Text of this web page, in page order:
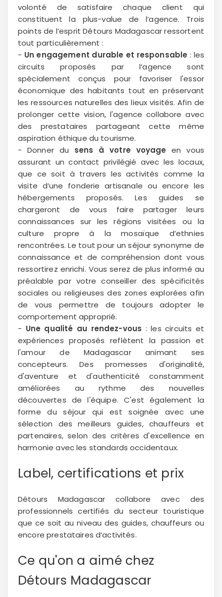
volonté de satisfaire chaque client qui
constituent la plus-value de l’agence. Trois
points de l’esprit Détours Madagascar ressortent
tout particulièrement :
- Un engagement durable et responsable : les
circuits proposés par l’agence sont
spécialement conçus pour favoriser l'essor
économique des habitants tout en préservant
les ressources naturelles des lieux visités. Afin de
prolonger cette vision, l'agence collabore avec
des prestataires partageant cette même
aspiration éthique du tourisme.
- Donner du sens à votre voyage en vous
assurant un contact privilégié avec les locaux,
que ce soit à travers les activités comme la
visite d’une fonderie artisanale ou encore les
hébergements proposés. Les guides se
chargeront de vous faire partager leurs
connaissances sur les régions visitées ou la
culture propre à la mosaïque d’ethnies
rencontrées. Le tout pour un séjour synonyme de
connaissance et de compréhension dont vous
ressortirez enrichi. Vous serez de plus informé au
préalable par votre conseiller des spécificités
sociales ou religieuses des zones explorées afin
de vous permettre de toujours adopter le
comportement approprié.
- Une qualité au rendez-vous : les circuits et
expériences proposés reflètent la passion et
l'amour de Madagascar animant ses
concepteurs. Des promesses d'originalité,
d'aventure et d'authenticité constamment
améliorées au rythme des nouvelles
découvertes de l'équipe. C'est également la
forme du séjour qui est soignée avec une
sélection des meilleurs guides, chauffeurs et
partenaires, selon des critères d'excellence en
harmonie avec les standards occidentaux.
Label, certifications et prix
Détours Madagascar collabore avec des
professionnels certifiés du secteur touristique
que ce soit au niveau des guides, chauffeurs ou
encore prestataires d’activités.
Ce qu'on a aimé chez
Détours Madagascar